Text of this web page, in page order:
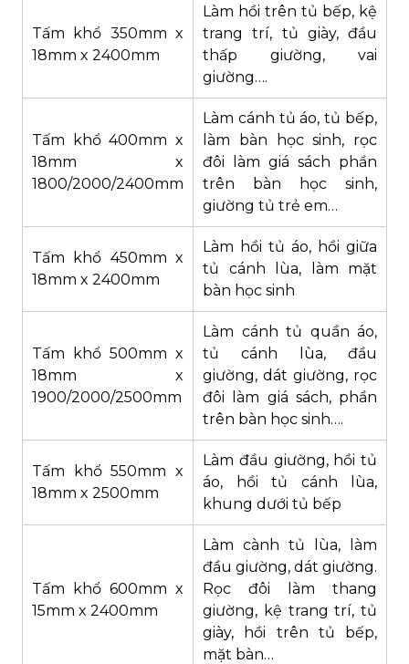
Tấm khổ 350mm x
18mm x 2400mm
Làm hồi trên tủ bếp, kệ
trang trí, tủ giày, đầu
thấp giường, vai
giường….
Tấm khổ 400mm x
18mm x
1800/2000/2400mm
Làm cánh tủ áo, tủ bếp,
làm bàn học sinh, rọc
đôi làm giá sách phần
trên bàn học sinh,
giường tủ trẻ em…
Tấm khổ 450mm x
18mm x 2400mm
Làm hồi tủ áo, hồi giữa
tủ cánh lùa, làm mặt
bàn học sinh
Tấm khổ 500mm x
18mm x
1900/2000/2500mm
Làm cánh tủ quần áo,
tủ cánh lùa, đầu
giường, dát giường, rọc
đôi làm giá sách, phần
trên bàn học sinh….
Tấm khổ 550mm x
18mm x 2500mm
Làm đầu giường, hồi tủ
áo, hồi tủ cánh lùa,
khung dưới tủ bếp
Tấm khổ 600mm x
15mm x 2400mm
Làm cành tủ lùa, làm
đầu giường, dát giường.
Rọc đôi làm thang
giường, kệ trang trí, tủ
giày, hồi trên tủ bếp,
mặt bàn…